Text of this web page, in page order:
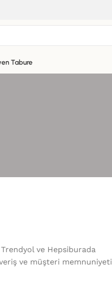
Tabure
ve Hepsiburada
ve müşteri memnuniyeti